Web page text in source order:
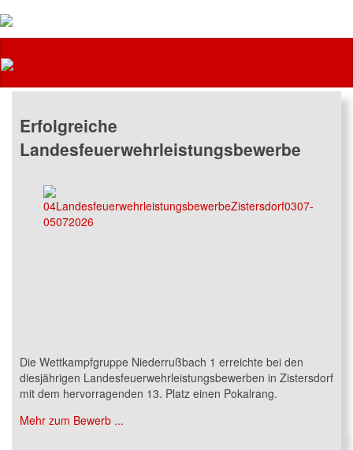
Erfolgreiche
Landesfeuerwehrleistungsbewerbe
Die Wettkampfgruppe Niederrußbach 1 erreichte bei den
diesjährigen Landesfeuerwehrleistungsbewerben in Zistersdorf
mit dem hervorragenden 13. Platz einen Pokalrang.
Mehr zum Bewerb ...